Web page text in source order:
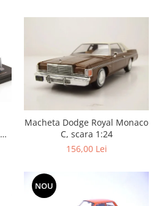
Macheta Dodge Royal Monaco
C, scara 1:24
156,00 Lei
NOU